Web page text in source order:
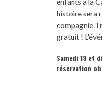
histoire sera
compagnie
gratuit !
Samedi 13 et
réservation